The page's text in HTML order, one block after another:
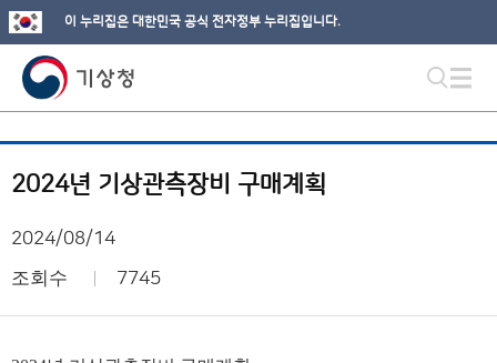
이 누리집은 대한민국 공식 전자정부 누리집입니다.
2024년 기상관측장비 구매계획
2024/08/14
조회수 7745